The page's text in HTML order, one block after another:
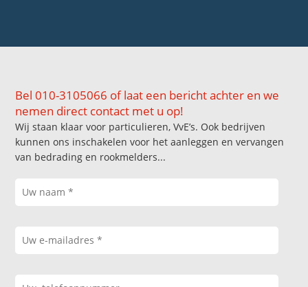
Bel 010-3105066 of laat een bericht achter en we
nemen direct contact met u op!
Wij staan klaar voor particulieren, VvE’s. Ook bedrijven
kunnen ons inschakelen voor het aanleggen en vervangen
van bedrading en rookmelders...